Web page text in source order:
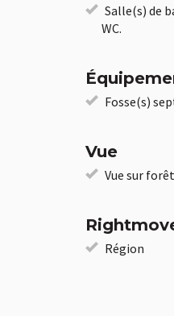
Salle(s) de
WC.
Fosse(s)
Vue
Vue sur
Région